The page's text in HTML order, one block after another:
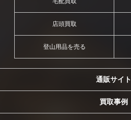
店頭買取
登山用品を売る
通販サイト
買取事例